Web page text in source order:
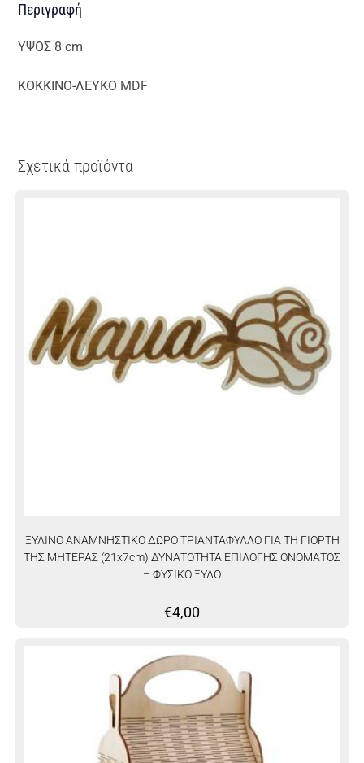
Περιγραφή
ΥΨΟΣ 8 cm
ΚΟΚΚΙΝΟ-ΛΕΥΚΟ MDF
Σχετικά προϊόντα
ΞΥΛΙΝΟ ΑΝΑΜΝΗΣΤΙΚΟ ΔΩΡΟ ΤΡΙΑΝΤΑΦΥΛΛΟ ΓΙΑ ΤΗ ΓΙΟΡΤΗ
ΤΗΣ ΜΗΤΕΡΑΣ (21x7cm) ΔΥΝΑΤΟΤΗΤΑ ΕΠΙΛΟΓΗΣ ΟΝΟΜΑΤΟΣ
– ΦΥΣΙΚΟ ΞΥΛΟ
€4,00